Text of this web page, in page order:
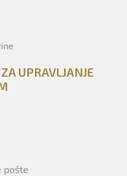
UPRAVLJANJE
pošte